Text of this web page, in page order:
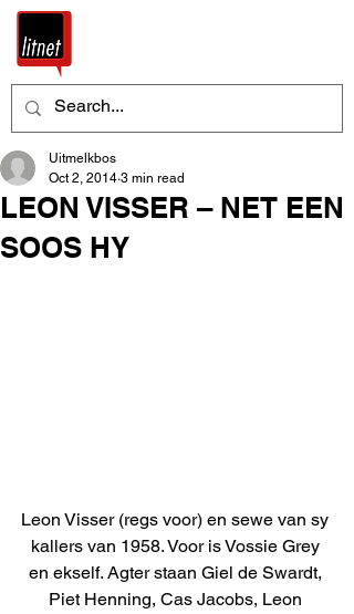
LEON VISSER – NET EEN
SOOS HY
Uitmelkbos
Oct 2, 2014 3 min read
Leon Visser (regs voor) en sewe van sy
kallers van 1958. Voor is Vossie Grey
en ekself. Agter staan Giel de Swardt,
Piet Henning, Cas Jacobs, Leon